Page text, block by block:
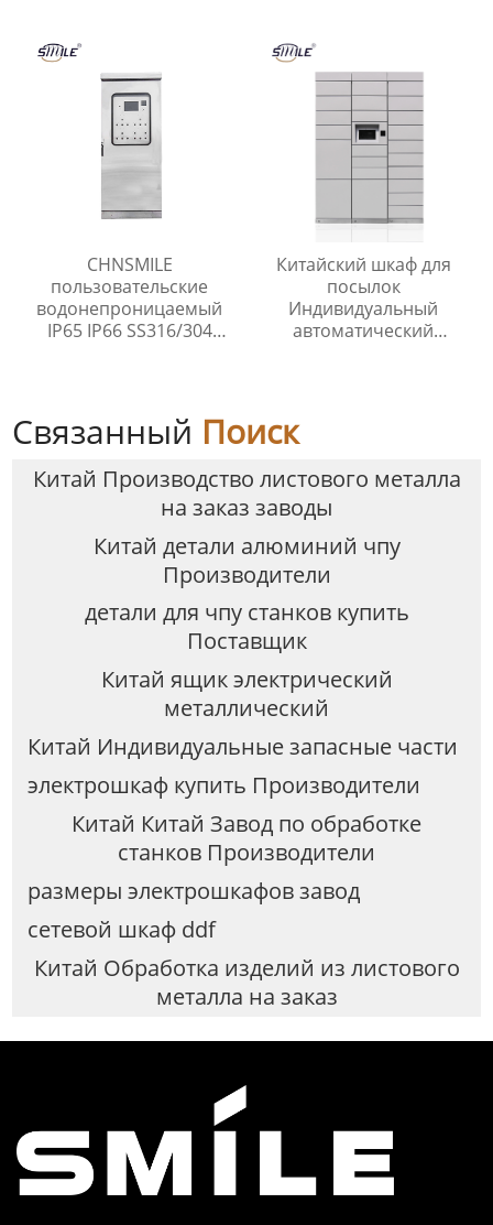
шкаф распределения
интеллектуальный
безопасный шкафчик
для хранения
CHNSMILE
пользовательские
водонепроницаемый
IP65 IP66 SS316/304
Китайский шкаф для
посылок
Индивидуальный
автоматический
Связанный Поиск
Китай Производство листового металла
на заказ заводы
Китай детали алюминий чпу
Производители
детали для чпу станков купить
Поставщик
Китай ящик электрический
металлический
Китай Индивидуальные запасные части
электрошкаф купить Производители
Китай Китай Завод по обработке
станков Производители
размеры электрошкафов завод
сетевой шкаф ddf
Китай Обработка изделий из листового
металла на заказ